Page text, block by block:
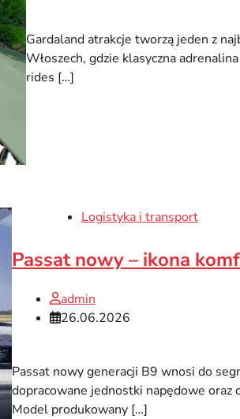
Gardaland atrakcje tworzą jeden z
Włoszech, gdzie klasyczna
rides […]
Logistyka i transport
Passat nowy – ikona
admin
26.06.2026
Passat nowy generacji B9 wnosi do
dopracowane jednostki napędowe oraz
Model produkowany […]